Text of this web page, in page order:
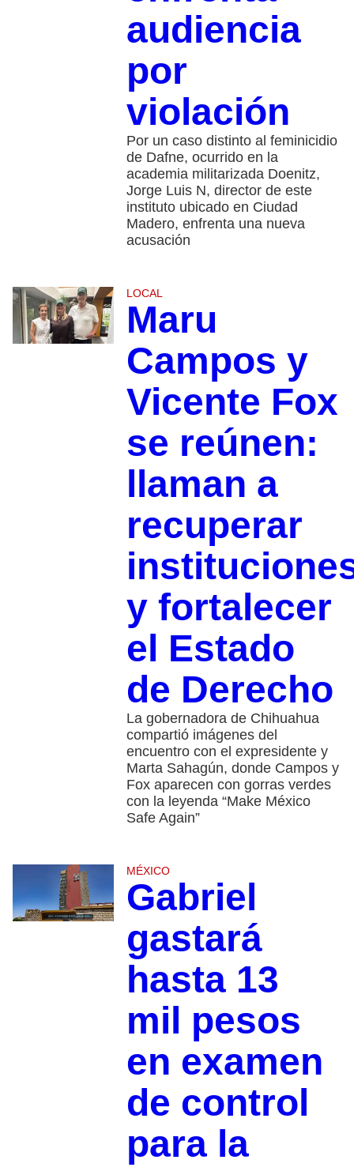
audiencia
por
violación
Por un caso distinto al feminicidio
de Dafne, ocurrido en la
academia militarizada Doenitz,
Jorge Luis N, director de este
instituto ubicado en Ciudad
Madero, enfrenta una nueva
acusación
LOCAL
Maru
Campos y
Vicente Fox
se reúnen:
llaman a
recuperar
y fortalecer
el Estado
de Derecho
La gobernadora de Chihuahua
compartió imágenes del
encuentro con el expresidente y
Marta Sahagún, donde Campos y
Fox aparecen con gorras verdes
con la leyenda “Make México
Safe Again”
MÉXICO
Gabriel
gastará
hasta 13
mil pesos
en examen
de control
para la